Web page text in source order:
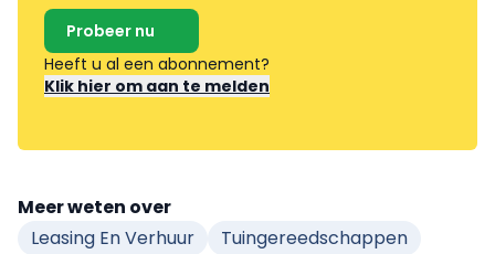
Probeer nu
Heeft u al een abonnement?
Klik hier om aan te melden
Meer weten over
Leasing En Verhuur
Tuingereedschappen